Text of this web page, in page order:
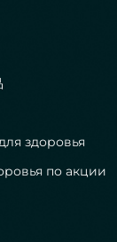
здоровья
по акции